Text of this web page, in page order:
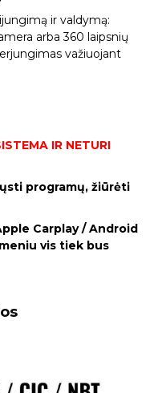
ir valdymą:
arba 360 laipsnių
važiuojant
IR NETURI
programų, žiūrėti
Carplay / Android
vis tiek bus